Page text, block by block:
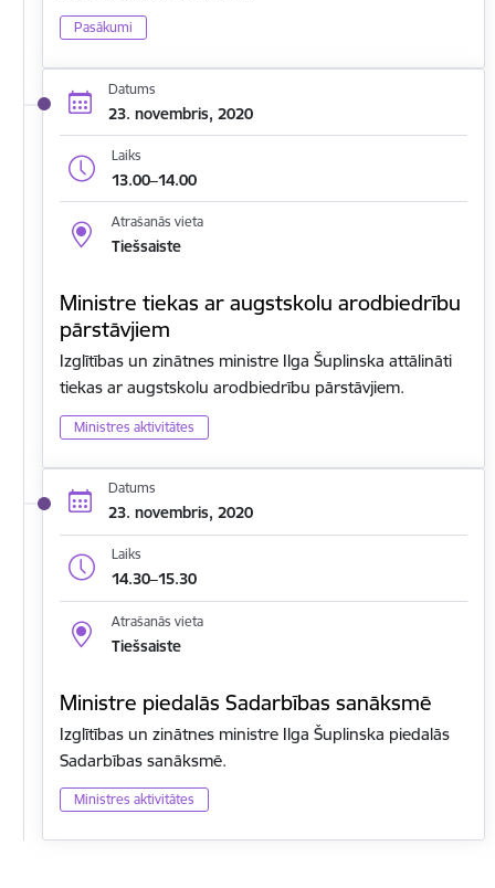
Pasākumi
Datums
23. novembris, 2020
Laiks
13.00–14.00
Atrašanās vieta
Tiešsaiste
Ministre tiekas ar augstskolu arodbiedrību
pārstāvjiem
Izglītības un zinātnes ministre Ilga Šuplinska attālināti
tiekas ar augstskolu arodbiedrību pārstāvjiem.
Ministres aktivitātes
Datums
23. novembris, 2020
Laiks
14.30–15.30
Atrašanās vieta
Tiešsaiste
Ministre piedalās Sadarbības sanāksmē
Izglītības un zinātnes ministre Ilga Šuplinska piedalās
Sadarbības sanāksmē.
Ministres aktivitātes